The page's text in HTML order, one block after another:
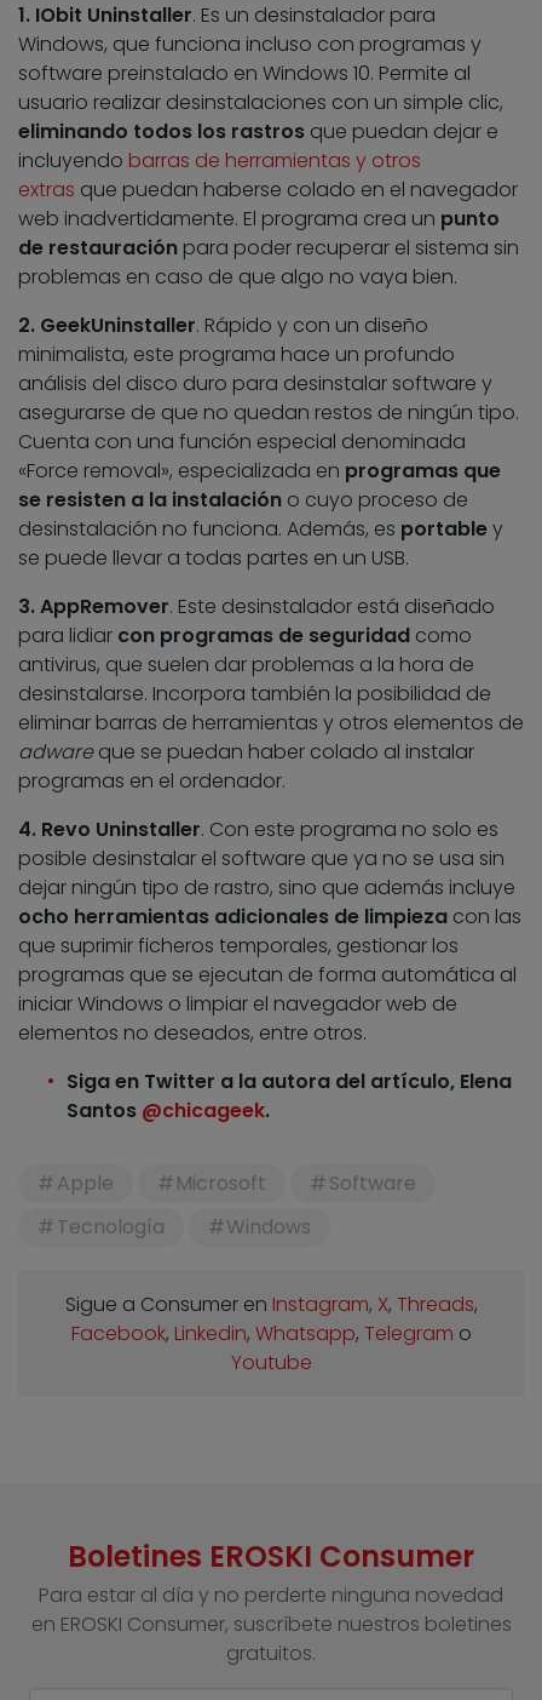
1. IObit Uninstaller. Es un desinstalador para
Windows, que funciona incluso con programas y
software preinstalado en Windows 10. Permite al
usuario realizar desinstalaciones con un simple clic,
eliminando todos los rastros que puedan dejar e
incluyendo barras de herramientas y otros
extras que puedan haberse colado en el navegador
web inadvertidamente. El programa crea un punto
de restauración para poder recuperar el sistema sin
problemas en caso de que algo no vaya bien.
2. GeekUninstaller. Rápido y con un diseño
minimalista, este programa hace un profundo
análisis del disco duro para desinstalar software y
asegurarse de que no quedan restos de ningún tipo.
Cuenta con una función especial denominada
«Force removal», especializada en programas que
se resisten a la instalación o cuyo proceso de
desinstalación no funciona. Además, es portabley
se puede llevar a todas partes en un USB.
3. AppRemover. Este desinstalador está diseñado
para lidiar con programas de seguridad como
antivirus, que suelen dar problemas a la hora de
desinstalarse. Incorpora también la posibilidad de
eliminar barras de herramientas y otros elementos de
adwareque se puedan haber colado al instalar
programas en el ordenador.
4. Revo Uninstaller. Con este programa no solo es
posible desinstalar el software que ya no se usa sin
dejar ningún tipo de rastro, sino que además incluye
ocho herramientas adicionales de limpieza con las
que suprimir ficheros temporales, gestionar los
programas que se ejecutan de forma automática al
iniciar Windows o limpiar el navegador web de
elementos no deseados, entre otros.
Siga en Twitter a la autora del artículo, Elena
Santos @chicageek.
Apple Microsoft
Software
Tecnología
Windows
Sigue a Consumer en Instagram, X, Threads,
Facebook, Linkedin, Whatsapp, Telegram o
Youtube
Boletines EROSKI Consumer
Para estar al día y no perderte ninguna novedad
en EROSKI Consumer, suscríbete nuestros boletines
gratuitos.